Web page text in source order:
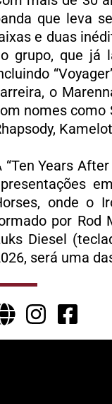
que leva
e duas
grupo, que já
o
nomes como
“Ten Years
onde o
por Rod
Diesel
será uma